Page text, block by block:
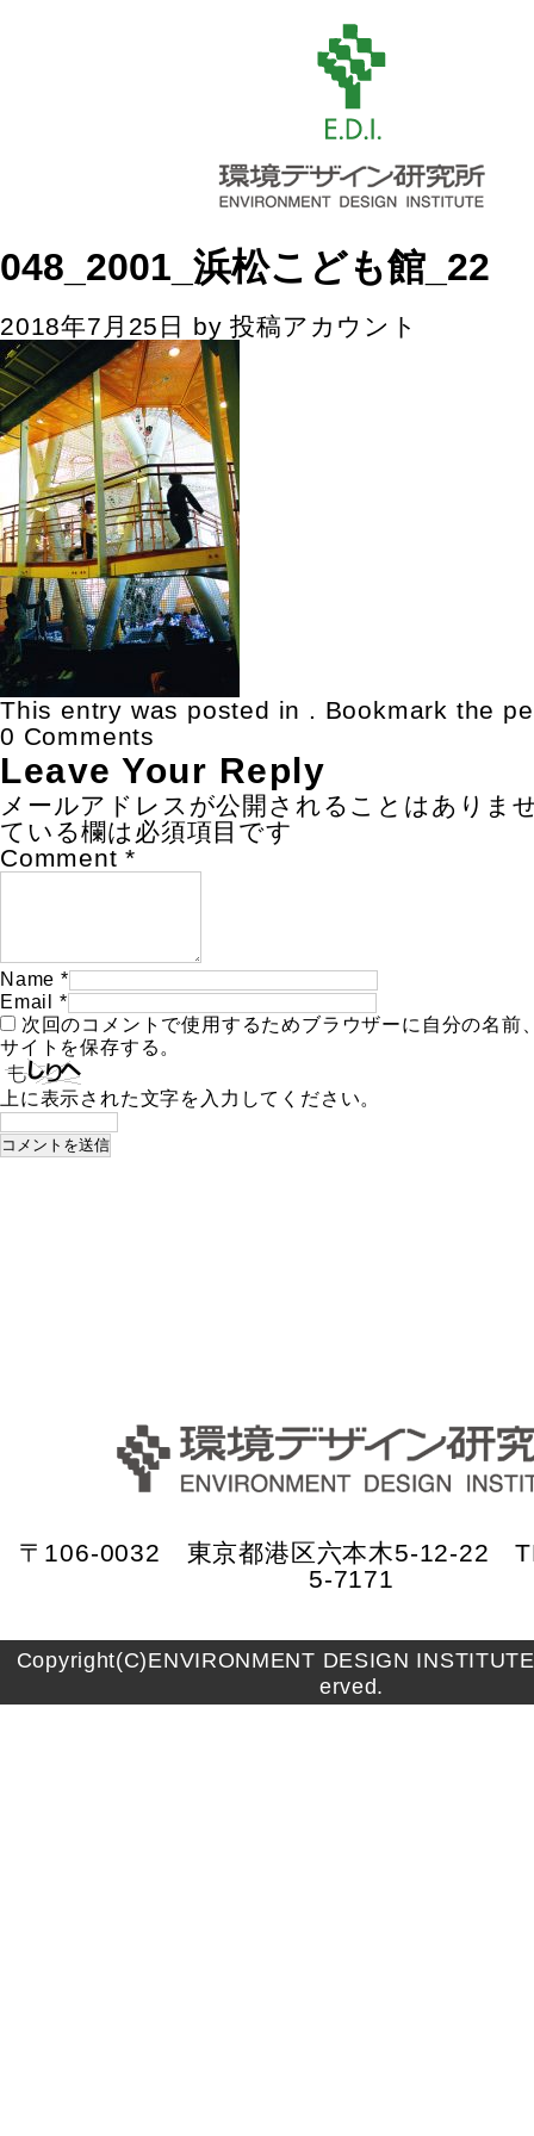
048_2001_浜松こども館_22
2018年7月25日 by投稿アカウント
This entry was posted in . Bookmark the
0 Comments
Leave Your Reply
メールアドレスが公開されることはありま
ている欄は必須項目です
Comment *
Name *
Email
*
次回のコメントで使用するためブラウザーに自分の名前
サイトを保存する。
上に表示された文字を入力してください。
〒106-0032 東京都港区六本木5-12-22
5-7171
Copyright(C)ENVIRONMENT DESIGN
erved.